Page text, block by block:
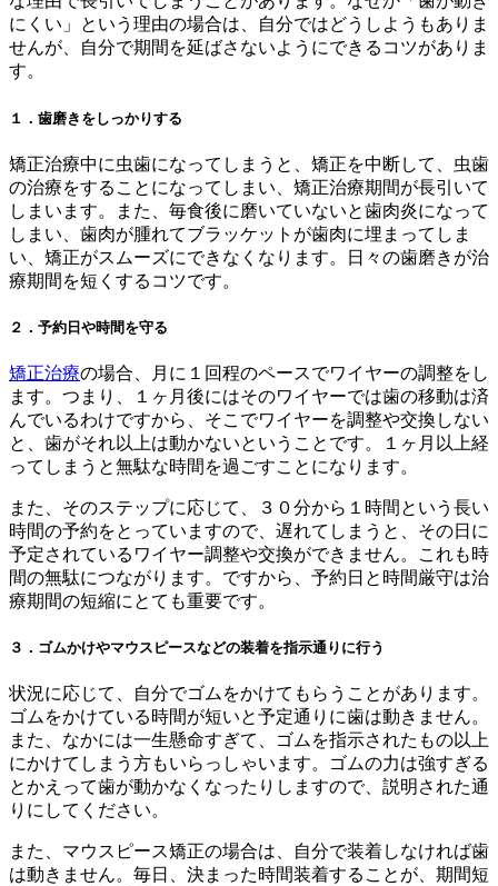
にくい」という理由の場合は、自分ではどうしようもありま
せんが、自分で期間を延ばさないようにできるコツがありま
す。
１．歯磨きをしっかりする
矯正治療中に虫歯になってしまうと、矯正を中断して、虫歯
の治療をすることになってしまい、矯正治療期間が長引いて
しまいます。また、毎食後に磨いていないと歯肉炎になって
しまい、歯肉が腫れてブラッケットが歯肉に埋まってしま
い、矯正がスムーズにできなくなります。日々の歯磨きが治
療期間を短くするコツです。
２．予約日や時間を守る
矯正治療の場合、月に１回程のペースでワイヤーの調整をし
ます。つまり、１ヶ月後にはそのワイヤーでは歯の移動は済
んでいるわけですから、そこでワイヤーを調整や交換しない
と、歯がそれ以上は動かないということです。１ヶ月以上経
ってしまうと無駄な時間を過ごすことになります。
また、そのステップに応じて、３０分から１時間という長い
時間の予約をとっていますので、遅れてしまうと、その日に
予定されているワイヤー調整や交換ができません。これも時
間の無駄につながります。ですから、予約日と時間厳守は治
療期間の短縮にとても重要です。
３．ゴムかけやマウスピースなどの装着を指示通りに行う
状況に応じて、自分でゴムをかけてもらうことがあります。
ゴムをかけている時間が短いと予定通りに歯は動きません。
また、なかには一生懸命すぎて、ゴムを指示されたもの以上
にかけてしまう方もいらっしゃいます。ゴムの力は強すぎる
とかえって歯が動かなくなったりしますので、説明された通
りにしてください。
また、マウスピース矯正の場合は、自分で装着しなければ歯
は動きません。毎日、決まった時間装着することが、期間短